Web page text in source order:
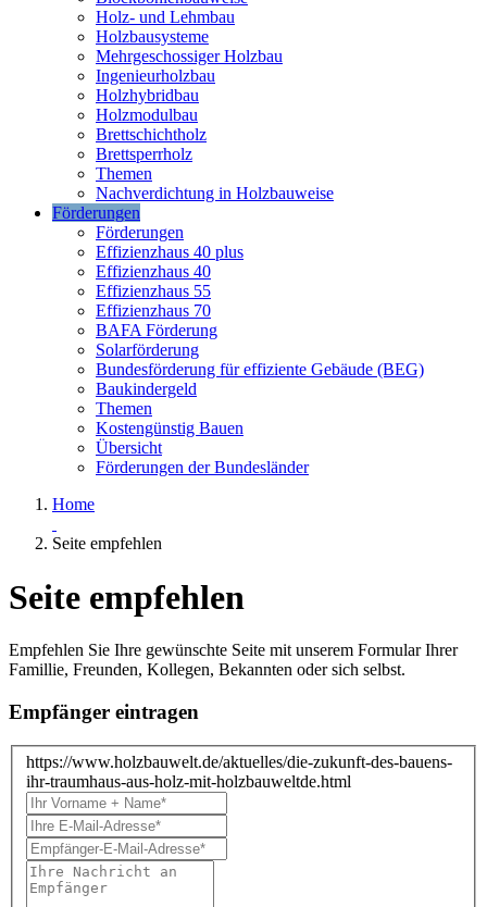
Holz- und Lehmbau
Holzbausysteme
Mehrgeschossiger Holzbau
Ingenieurholzbau
Holzhybridbau
Holzmodulbau
Brettschichtholz
Brettsperrholz
Themen
Nachverdichtung in Holzbauweise
Förderungen
Förderungen
Effizienzhaus 40 plus
Effizienzhaus 40
Effizienzhaus 55
Effizienzhaus 70
BAFA Förderung
Solarförderung
Bundesförderung für effiziente Gebäude (BEG)
Baukindergeld
Themen
Kostengünstig Bauen
Übersicht
Förderungen der Bundesländer
Home
Seite empfehlen
Seite empfehlen
Empfehlen Sie Ihre gewünschte Seite mit unserem Formular Ihrer
Famillie, Freunden, Kollegen, Bekannten oder sich selbst.
Empfänger eintragen
https://www.holzbauwelt.de/aktuelles/die-zukunft-des-bauens-
ihr-traumhaus-aus-holz-mit-holzbauweltde.html